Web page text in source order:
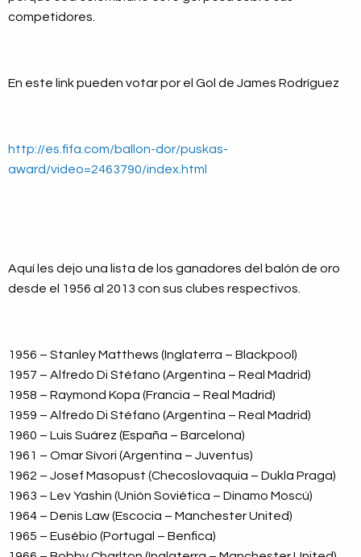
competidores.
En este link pueden votar por el Gol de James Rodríguez
http://es.fifa.com/ballon-dor/puskas-
award/video=2463790/index.html
Aquí les dejo una lista de los ganadores del balón de oro
desde el 1956 al 2013 con sus clubes respectivos.
1956 – Stanley Matthews (Inglaterra – Blackpool)
1957 – Alfredo Di Stéfano (Argentina – Real Madrid)
1958 – Raymond Kopa (Francia – Real Madrid)
1959 – Alfredo Di Stéfano (Argentina – Real Madrid)
1960 – Luis Suárez (España – Barcelona)
1961 – Omar Sívori (Argentina – Juventus)
1962 – Josef Masopust (Checoslovaquia – Dukla Praga)
1963 – Lev Yashin (Unión Soviética – Dinamo Moscú)
1964 – Denis Law (Escocia – Manchester United)
1965 – Eusébio (Portugal – Benfica)